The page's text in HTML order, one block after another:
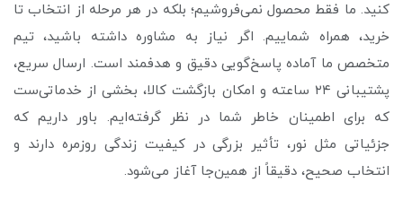
کنید. ما فقط محصول نمی‌فروشیم؛ بلکه در هر مرحله از انتخاب تا
خرید، همراه شماییم. اگر نیاز به مشاوره داشته باشید، تیم
متخصص ما آماده پاسخ‌گویی دقیق و هدفمند است. ارسال سریع،
پشتیبانی ۲۴ ساعته و امکان بازگشت کالا، بخشی از خدماتی‌ست
که برای اطمینان خاطر شما در نظر گرفته‌ایم. باور داریم که
جزئیاتی مثل نور، تأثیر بزرگی در کیفیت زندگی روزمره دارند و
انتخاب صحیح، دقیقاً از همین‌جا آغاز می‌شود.